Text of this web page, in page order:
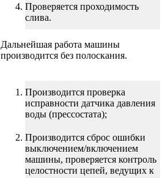
Проверяется проходимость
слива.
Дальнейшая работа машины
производится без полоскания.
Производится проверка
исправности датчика давления
воды (прессостата);
Производится сброс ошибки
выключением/включением
машины, проверяется контроль
целостности цепей, ведущих к